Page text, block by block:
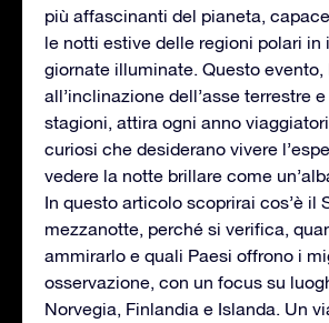
più affascinanti del pianeta,
le notti estive delle regioni polari in
giornate illuminate. Questo evento,
all’inclinazione dell’asse terrestre
stagioni, attira ogni anno
curiosi che desiderano vivere
vedere la notte brillare come
In questo articolo scoprirai cos’è il
mezzanotte, perché si verifica,
ammirarlo e quali Paesi offrono i
osservazione, con un focus su
Norvegia, Finlandia e Islanda. Un